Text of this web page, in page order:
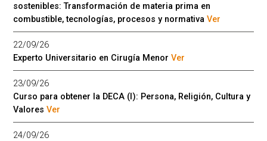
sostenibles: Transformación de materia prima en
combustible, tecnologías, procesos y normativaVer
22/09/26
Experto Universitario en Cirugía MenorVer
23/09/26
Curso para obtener la DECA (I): Persona, Religión, Cultura y
ValoresVer
24/09/26